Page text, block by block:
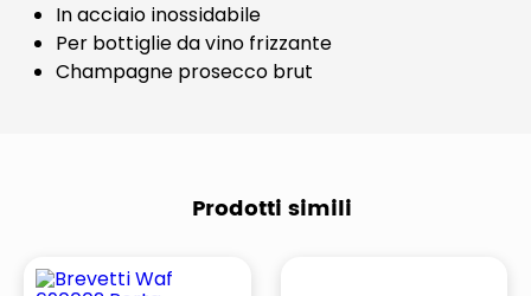
In acciaio inossidabile
Per bottiglie da vino frizzante
Champagne prosecco brut
Prodotti simili